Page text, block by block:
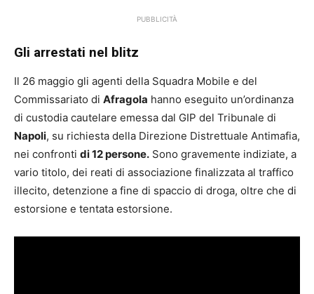
PUBBLICITÀ
Gli arrestati nel blitz
Il 26 maggio gli agenti della Squadra Mobile e del
Commissariato di Afragola hanno eseguito un’ordinanza
di custodia cautelare emessa dal GIP del Tribunale di
Napoli, su richiesta della Direzione Distrettuale Antimafia,
nei confronti di 12 persone. Sono gravemente indiziate, a
vario titolo, dei reati di associazione finalizzata al traffico
illecito, detenzione a fine di spaccio di droga, oltre che di
estorsione e tentata estorsione.